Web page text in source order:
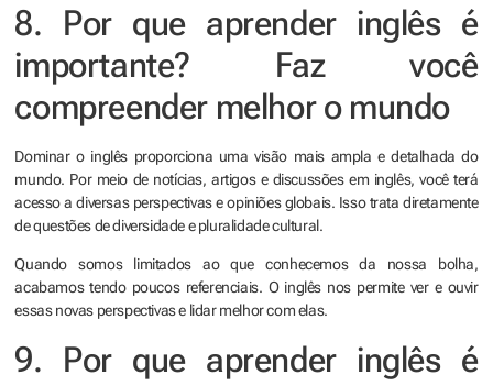
8. Por que aprender inglês é
importante? Faz você
compreender melhor o mundo
Dominar o inglês proporciona uma visão mais ampla e detalhada do
mundo. Por meio de notícias, artigos e discussões em inglês, você terá
acesso a diversas perspectivas e opiniões globais. Isso trata diretamente
de questões de diversidade e pluralidade cultural.
Quando somos limitados ao que conhecemos da nossa bolha,
acabamos tendo poucos referenciais. O inglês nos permite ver e ouvir
essas novas perspectivas e lidar melhor com elas.
9. Por que aprender inglês é